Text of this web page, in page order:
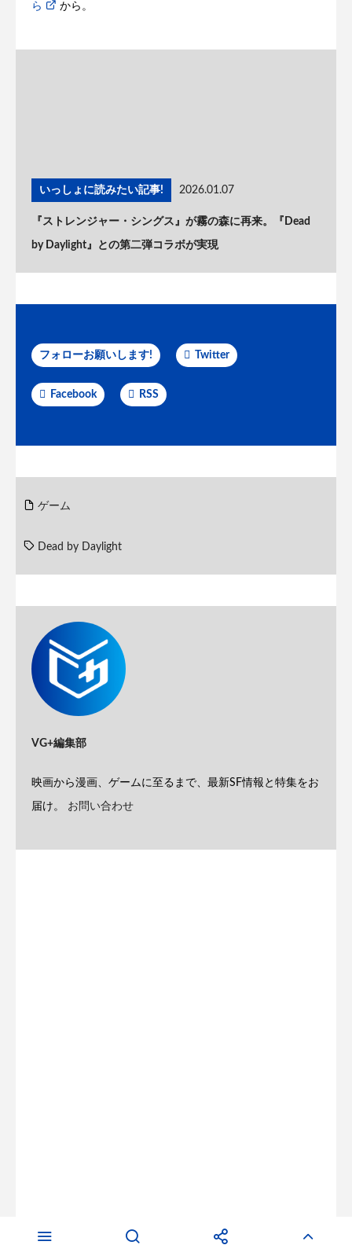
ら から。
いっしょに読みたい記事! 2026.01.07
『ストレンジャー・シングス』が霧の森に再来。『Dead
by Daylight』との第二弾コラボが実現
フォローお願いします! Twitter
Facebook RSS
ゲーム
Dead by Daylight
VG+編集部
映画から漫画、ゲームに至るまで、最新SF情報と特集をお
届け。 お問い合わせ